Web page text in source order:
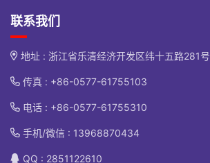
联系我们
地址 : 浙江省乐清经济开发区纬十五路281号
传真 : +86-0577-61755103
电话 : +86-0577-61755310
手机/微信 : 13968870434
QQ : 2851122610